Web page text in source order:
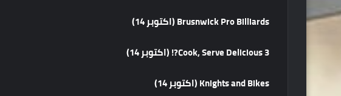
Brusnwick Pro Billiards (اكتوبر 14)
Cook, Serve Delicious 3?! (اكتوبر 14)
Knights and Bikes (اكتوبر 14)